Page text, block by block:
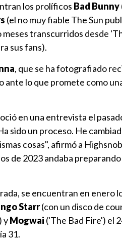
los prolíficos Bad Bunny
(el no muy fiable The Sun
meses transcurridos desde
sus fans).
, que se ha fotografiado
lo que promete como
en una entrevista el
sido un proceso. He
cosas", afirmó a
de 2023 andaba
se encuentran en enero
Starr(con un disco de
yMogwai ('The Bad Fire') el
31.